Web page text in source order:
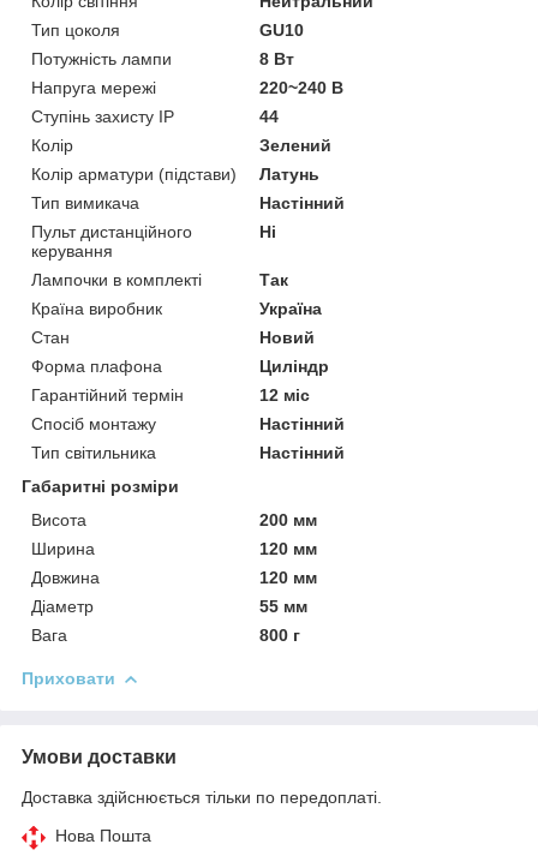
Тип цоколя
GU10
Потужність лампи
8 Вт
Напруга мережі
220~240 В
Ступінь захисту IP
44
Колір
Зелений
Колір арматури (підстави)
Латунь
Тип вимикача
Настінний
Пульт дистанційного
керування
Ні
Лампочки в комплекті
Так
Країна виробник
Україна
Стан
Новий
Форма плафона
Циліндр
Гарантійний термін
12 міс
Спосіб монтажу
Настінний
Тип світильника
Настінний
Габаритні розміри
Висота
200 мм
Ширина
120 мм
Довжина
120 мм
Діаметр
55 мм
Вага
800 г
Приховати
Умови доставки
Доставка здійснюється тільки по передоплаті.
Нова Пошта